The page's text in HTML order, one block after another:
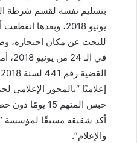
يونيو 2018، وبعدها
للبحث عن مكان احتجازه،
في
إعلاميًا “بالمحور الإعلامي
حبس المتهم 15
أكد شقيقه مسبقًا لمؤسسة
والإعلام”.